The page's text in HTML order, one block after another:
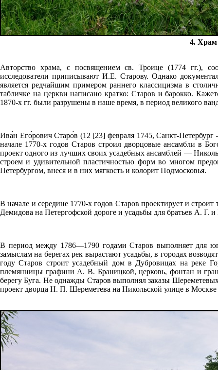
4. Храм
Авторство храма, с посвящением св. Троице (1774 гг.),
исследователи приписывают И.Е. Старову. Однако
является редчайшим примером раннего классицизма в
табличке на церкви написано кратко: Старов и барокко.
1870-х гг. были разрушены в наше время, в период великого
Ива́н Его́рович Старо́в (12 [23] февраля 1745, Санкт-
начале 1770-х годов Старов строил дворцовые ансамбли в
проект одного из лучших своих усадебных ансамблей —
строем и удивительной пластичностью форм во многом
Петербургом, внеся и в них мягкость и колорит Подмосковья.
В начале и середине 1770-х годов Старов проектирует и
Демидова на Петергофской дороге и усадьбы для братьев А.
В период между 1786—1790 годами Старов выполняет для
замыслам на берегах рек вырастают усадьбы, в городах
году Старов строит усадебный дом в Дубровицах на реке
племянницы графини А. В. Браницкой, церковь, фонтан и
берегу Буга. Не однажды Старов выполнял заказы
проект дворца Н. П. Шереметева на Никольской улице в